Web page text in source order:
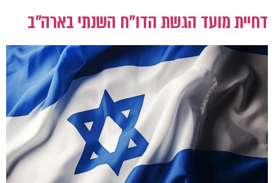
דחיית מועד הגשת הדו"ח השנתי בארה"ב